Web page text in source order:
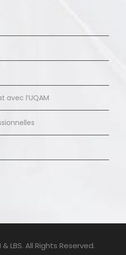
avec l’UQAM
LBS. All Rights Reserved.